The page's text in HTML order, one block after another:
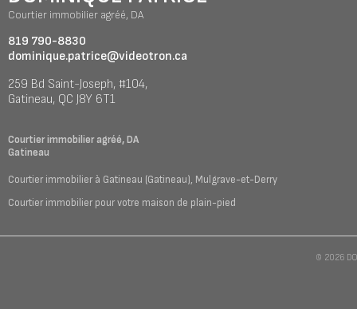
Courtier immobilier agréé, DA
819 790-8830
dominique.patrice@videotron.ca
259 Bd Saint-Joseph, #104,
Gatineau, QC J8Y 6T1
Courtier immobilier agréé, DA
Gatineau
Courtier immobilier à Gatineau (Gatineau), Mulgrave-et-Derry
Courtier immobilier pour votre maison de plain-pied
© 2026